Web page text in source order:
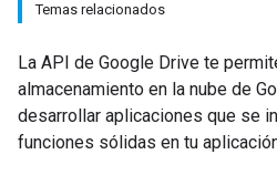
Temas relacionados
La API de Google Drive te
almacenamiento en la nube de
desarrollar aplicaciones que se
funciones sólidas en tu